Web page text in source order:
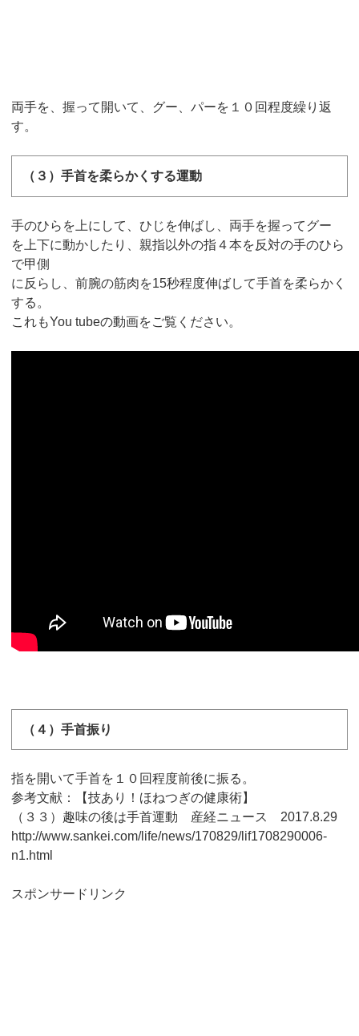
両手を、握って開いて、グー、パーを１０回程度繰り返
す。
（３）手首を柔らかくする運動
手のひらを上にして、ひじを伸ばし、両手を握ってグー
を上下に動かしたり、親指以外の指４本を反対の手のひら
で甲側
に反らし、前腕の筋肉を15秒程度伸ばして手首を柔らかく
する。
これもYou tubeの動画をご覧ください。
（４）手首振り
指を開いて手首を１０回程度前後に振る。
参考文献：【技あり！ほねつぎの健康術】
（３３）趣味の後は手首運動 産経ニュース 2017.8.29
http://www.sankei.com/life/news/170829/lif1708290006-
n1.html
スポンサードリンク